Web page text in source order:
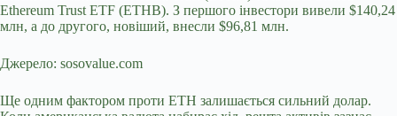
Ethereum Trust ETF (ETHB). З першого інвестори вивели $140,24
млн, а до другого, новіший, внесли $96,81 млн.
Джерело: sosovalue.com
Ще одним фактором проти ETH залишається сильний долар.